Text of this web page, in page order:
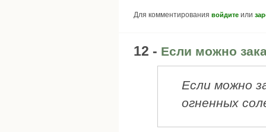
Для комментирования войдите или
12 - Если можно
Если можно
огненных